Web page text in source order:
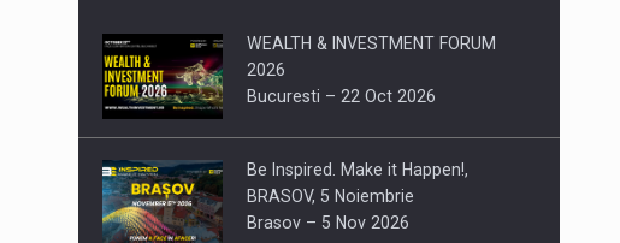
WEALTH & INVESTMENT FORUM
2026
Bucuresti – 22 Oct 2026
Be Inspired. Make it Happen!,
BRASOV, 5 Noiembrie
Brasov – 5 Nov 2026